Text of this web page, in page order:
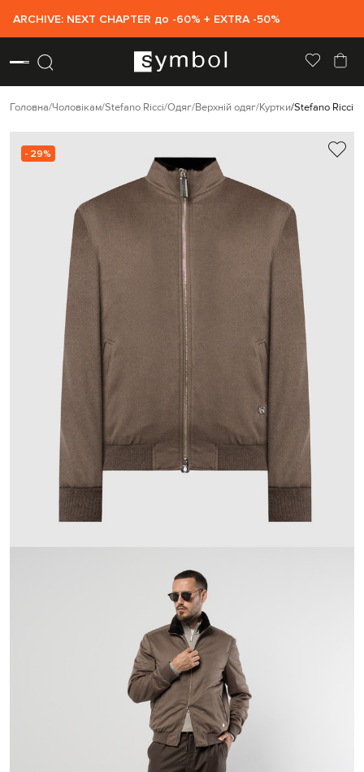
ARCHIVE: NEXT CHAPTER до -60% + EXTRA -50%
Головна Чоловікам Stefano Ricci Одяг Верхній одяг Куртки Stefano Ricci
- 29%